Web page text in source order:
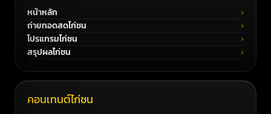
หน้าหลัก
ถ่ายทอดสดไก่ชน
โปรแกรมไก่ชน
สรุปผลไก่ชน
คอนเทนต์ไก่ชน